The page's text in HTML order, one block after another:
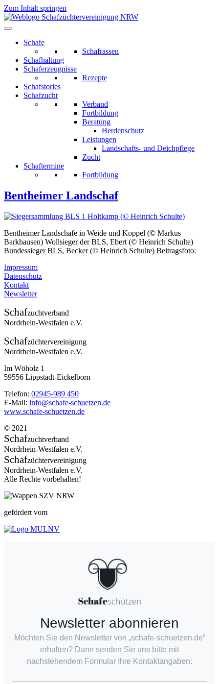
Zum Inhalt springen
Schafe
Schafrassen
Schafhaltung
Schaferzeugnisse
Rezepte
Schafstories
Schafzucht
Verband
Fortbildung
Beratung
Herdenschutz
Leistungen
Landschafts- und Deichpflege
Zucht
Schaftermine
Fortbildung
Bentheimer Landschaf
Bentheimer Landschafe in Weide und Koppel (© Markus
Barkhausen) Wollsieger der BLS, Ebert (© Heinrich Schulte)
Bundessieger BLS, Becker (© Heinrich Schulte) Beitragsfoto:
Impressum
Datenschutz
Kontakt
Newsletter
Schafzuchtverband
Nordrhein-Westfalen e.V.
Schafzüchtervereinigung
Nordrhein-Westfalen e.V.
Im Wöholz 1
59556 Lippstadt-Eickelborn
Telefon: 02945-989 450
E-Mail: info@schafe-schuetzen.de
www.schafe-schuetzen.de
© 2021
Schafzuchtverband
Nordrhein-Westfalen e.V.
Schafzüchtervereinigung
Nordrhein-Westfalen e.V.
Alle Rechte vorbehalten!
gefördert vom
Newsletter abonnieren
Möchten Sie den Newsletter von „schafe-schuetzen.de“
erhalten? Dann senden Sie uns bitte mit
nachstehendem Formular Ihre Kontaktangaben: